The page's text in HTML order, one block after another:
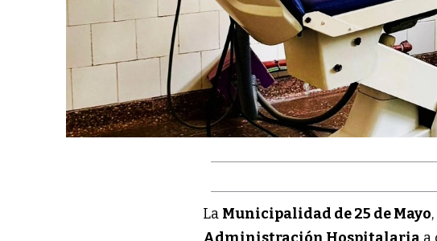
La Municipalidad de 25 de Mayo